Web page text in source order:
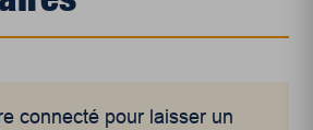
connecté pour laisser un